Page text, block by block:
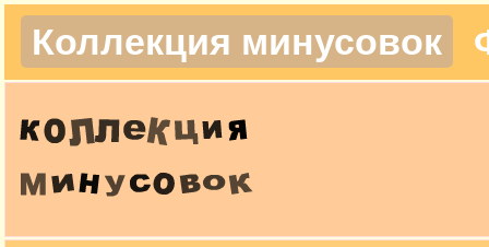
Коллекция минусовок